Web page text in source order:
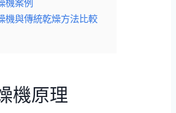
機案例
機與傳統乾燥方法比較
機原理